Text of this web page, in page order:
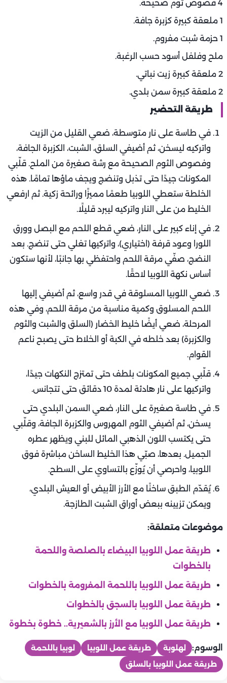
4 فصوص ثوم صحيحة.
1 ملعقة كبيرة كزبرة جافة.
1 حزمة شبت مفروم.
ملح وفلفل أسود حسب الرغبة.
2 ملعقة كبيرة زيت نباتي.
2 ملعقة كبيرة سمن بلدي.
طريقة التحضير
في طاسة على نار متوسطة، ضعي القليل من الزيت
واتركيه ليسخن، ثم أضيفي السلق، الشبت، الكزبرة الجافة،
وفصوص الثوم الصحيحة مع رشة صغيرة من الملح. قلّبي
المكونات جيدًا حتى تذبل وتنضج ويجف ماؤها تمامًا. هذه
الخلطة ستعطي اللوبيا طعمًا مميزًا ورائحة زكية. ثم ارفعي
الخليط من على النار واتركيه ليبرد قليلًا.
في إناء كبير على النار، ضعي قطع اللحم مع البصل وورق
اللورا وعود قرفة (اختياري)، واتركيها تغلي حتى تنضج. بعد
النضج، صفّي مرقة اللحم واحتفظي بها جانبًا، لأنها ستكون
أساس نكهة اللوبيا لاحقًا.
ضعي اللوبيا المسلوقة في قدر واسع، ثم أضيفي إليها
اللحم المسلوق وكمية مناسبة من مرقة اللحم، وفي هذه
المرحلة، ضعي أيضًا خليط الخضار (السلق والشبت والثوم
والكزبرة) بعد خلطه في الكبة أو الخلاط حتى يصبح ناعم
القوام.
قلّبي جميع المكونات بلطف حتى تمتزج النكهات جيدًا،
واتركيها على نار هادئة لمدة 10 دقائق حتى تتجانس.
في طاسة صغيرة على النار، ضعي السمن البلدي حتى
يسخن، ثم أضيفي الثوم المهروس والكزبرة الجافة، وقلّبي
حتى يكتسب اللون الذهبي المائل للبني ويظهر عطره
الجميل. بعدها، صبّي هذا الخليط الساخن مباشرة فوق
اللوبيا، واحرصي أن يُوزّع بالتساوي على السطح.
يُقدّم الطبق ساخنًا مع الأرز الأبيض أو العيش البلدي،
ويمكن تزيينه ببعض أوراق الشبت الطازجة.
موضوعات متعلقة:
طريقة عمل اللوبيا البيضاء بالصلصة واللحمة
بالخطوات
طريقة عمل اللوبيا باللحمة المفرومة بالخطوات
طريقة عمل اللوبيا بالسجق بالخطوات
طريقة عمل اللوبيا مع الأرز بالشعيرية.. خطوة بخطوة
الوسوم: لهلوبة طريقة عمل اللوبيا
لوبيا باللحمة
طريقة عمل اللوبيا بالسلق